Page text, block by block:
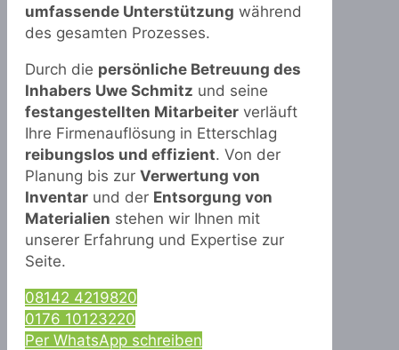
umfassende Unterstützung während
des gesamten Prozesses.
Durch die persönliche Betreuung des
Inhabers Uwe Schmitz und seine
festangestellten Mitarbeiter verläuft
Ihre Firmenauflösung in Etterschlag
reibungslos und effizient. Von der
Planung bis zur Verwertung von
Inventar und der Entsorgung von
Materialien stehen wir Ihnen mit
unserer Erfahrung und Expertise zur
Seite.
08142 4219820
0176 10123220
Per WhatsApp schreiben